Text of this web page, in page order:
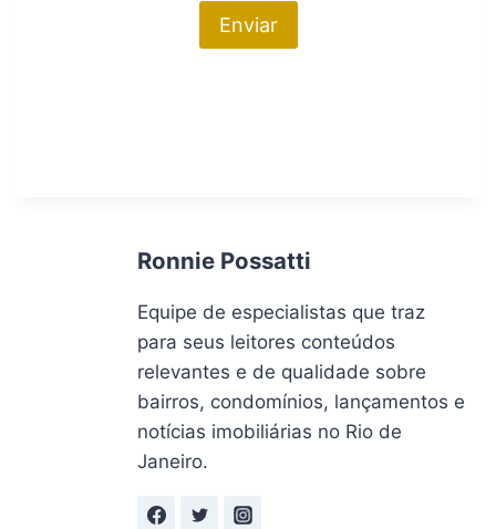
Ronnie Possatti
Equipe de especialistas que traz
para seus leitores conteúdos
relevantes e de qualidade sobre
bairros, condomínios, lançamentos e
notícias imobiliárias no Rio de
Janeiro.